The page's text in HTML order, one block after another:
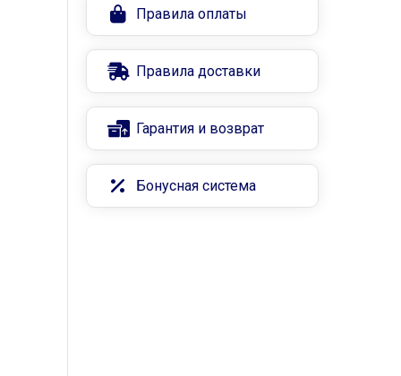
Правила оплаты
Правила доставки
Гарантия и возврат
Бонусная система